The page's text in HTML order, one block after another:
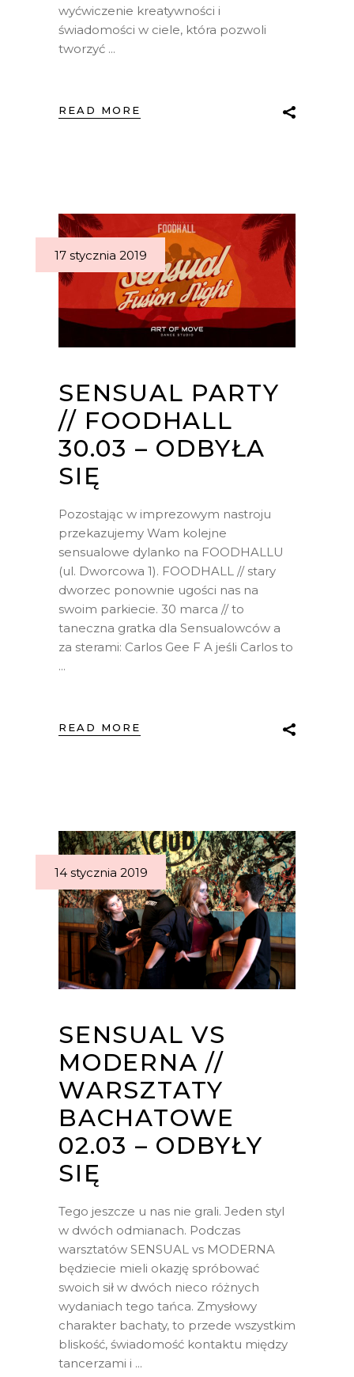
wyćwiczenie kreatywności i
świadomości w ciele, która pozwoli
tworzyć
READ MORE
17 stycznia 2019
SENSUAL PARTY
// FOODHALL
30.03 – ODBYŁA
SIĘ
Pozostając w imprezowym nastroju
przekazujemy Wam kolejne
sensualowe dylanko na FOODHALLU
(ul. Dworcowa 1). FOODHALL // stary
dworzec ponownie ugości nas na
swoim parkiecie. 30 marca // to
taneczna gratka dla Sensualowców a
za sterami: Carlos Gee F A jeśli Carlos to
READ MORE
14 stycznia 2019
SENSUAL VS
MODERNA //
WARSZTATY
BACHATOWE
02.03 – ODBYŁY
SIĘ
Tego jeszcze u nas nie grali. Jeden styl
w dwóch odmianach. Podczas
warsztatów SENSUAL vs MODERNA
będziecie mieli okazję spróbować
swoich sił w dwóch nieco różnych
wydaniach tego tańca. Zmysłowy
charakter bachaty, to przede wszystkim
bliskość, świadomość kontaktu między
tancerzami i